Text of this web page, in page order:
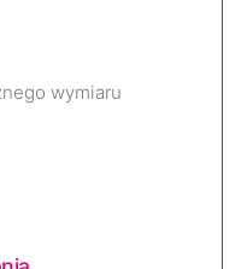
wymiaru